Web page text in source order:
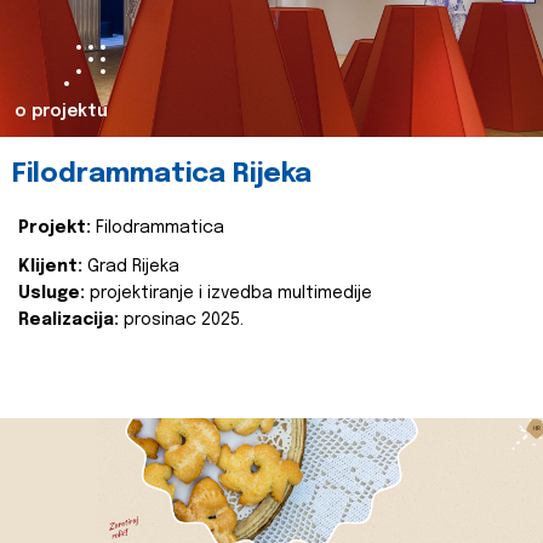
o projektu
Filodrammatica Rijeka
Projekt: Filodrammatica
Klijent: Grad Rijeka
Usluge: projektiranje i izvedba multimedije
Realizacija: prosinac 2025.